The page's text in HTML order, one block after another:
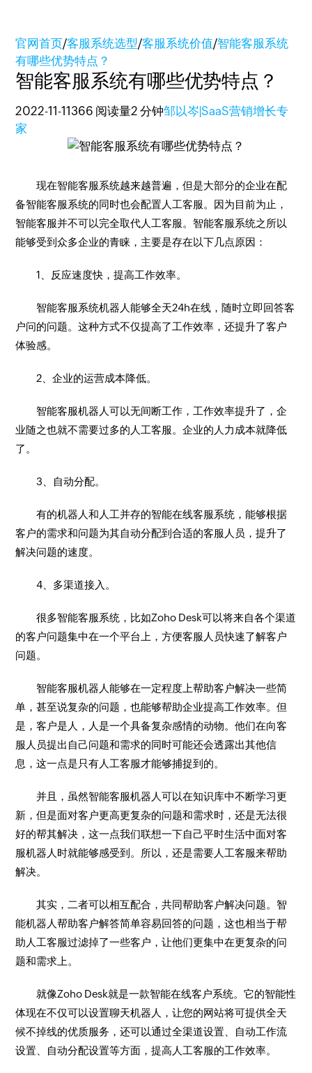
官网首页/客服系统选型/客服系统价值/智能客服系统
有哪些优势特点？
智能客服系统有哪些优势特点？
2022-11-11 366 阅读量2 分钟邹以岑|SaaS营销增长专
家
现在智能客服系统越来越普遍，但是大部分的企业在配
备智能客服系统的同时也会配置人工客服。因为目前为止，
智能客服并不可以完全取代人工客服。智能客服系统之所以
能够受到众多企业的青睐，主要是存在以下几点原因：
1、反应速度快，提高工作效率。
智能客服系统机器人能够全天24h在线，随时立即回答客
户问的问题。这种方式不仅提高了工作效率，还提升了客户
体验感。
2、企业的运营成本降低。
智能客服机器人可以无间断工作，工作效率提升了，企
业随之也就不需要过多的人工客服。企业的人力成本就降低
了。
3、自动分配。
有的机器人和人工并存的智能在线客服系统，能够根据
客户的需求和问题为其自动分配到合适的客服人员，提升了
解决问题的速度。
4、多渠道接入。
很多智能客服系统，比如Zoho Desk可以将来自各个渠道
的客户问题集中在一个平台上，方便客服人员快速了解客户
问题。
智能客服机器人能够在一定程度上帮助客户解决一些简
单，甚至说复杂的问题，也能够帮助企业提高工作效率。但
是，客户是人，人是一个具备复杂感情的动物。他们在向客
服人员提出自己问题和需求的同时可能还会透露出其他信
息，这一点是只有人工客服才能够捕捉到的。
并且，虽然智能客服机器人可以在知识库中不断学习更
新，但是面对客户更高更复杂的问题和需求时，还是无法很
好的帮其解决，这一点我们联想一下自己平时生活中面对客
服机器人时就能够感受到。所以，还是需要人工客服来帮助
解决。
其实，二者可以相互配合，共同帮助客户解决问题。智
能机器人帮助客户解答简单容易回答的问题，这也相当于帮
助人工客服过滤掉了一些客户，让他们更集中在更复杂的问
题和需求上。
就像Zoho Desk就是一款智能在线客户系统。它的智能性
体现在不仅可以设置聊天机器人，让您的网站将可提供全天
候不掉线的优质服务，还可以通过全渠道设置、自动工作流
设置、自动分配设置等方面，提高人工客服的工作效率。